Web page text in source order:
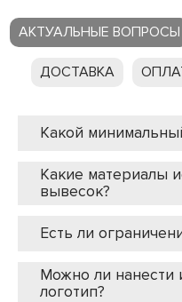
АКТУАЛЬНЫЕ ВОПРОСЫ
ДОСТАВКА
Какой
Какие материалы
вывесок?
Есть ли
Можно ли нанести
логотип?